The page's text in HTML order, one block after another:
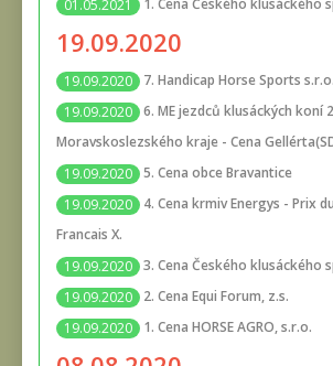
01.05.2021
1. Cena Českého klusáckého
19.09.2020
19.09.2020
7. Handicap Horse Sports s.r.o.
19.09.2020 6. ME jezdců klusáckých koní
Moravskoslezského kraje - Cena
19.09.2020 5. Cena obce Bravantice
19.09.2020
4. Cena krmiv Energys - Prix
Francais X.
19.09.2020 3. Cena Českého klusáckého
19.09.2020
2. Cena Equi Forum, z.s.
19.09.2020
1. Cena HORSE AGRO, s.r.o.